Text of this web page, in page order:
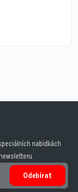
nabídkách
Odebírat